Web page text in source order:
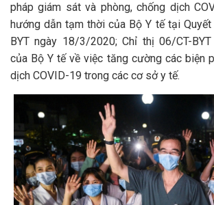
pháp giám sát và phòng, chống dịch
hướng dẫn tạm thời của Bộ Y tế tại
BYT ngày 18/3/2020; Chỉ thị 06/CT-
của Bộ Y tế về việc tăng cường các biện
dịch COVID-19 trong các cơ sở y tế.